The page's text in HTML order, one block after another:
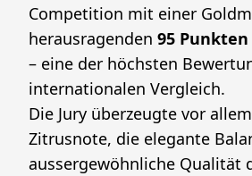
Competition mit einer
herausragenden 95 Punkten
– eine der höchsten
internationalen Vergleich.
Die Jury überzeugte vor
Zitrusnote, die elegante
aussergewöhnliche Qualität